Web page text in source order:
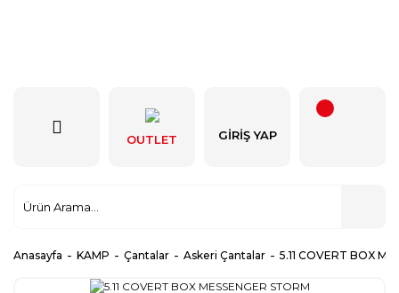
OUTLET GIRIŞ YAP
Anasayfa KAMP Çantalar Askeri Çantalar 5.11 COVERT BOX